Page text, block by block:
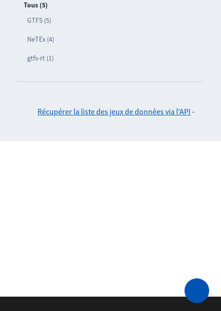
Tous (5)
GTFS (5)
NeTEx (4)
gtfs-rt (1)
Récupérer la liste des jeux de données via l'API -